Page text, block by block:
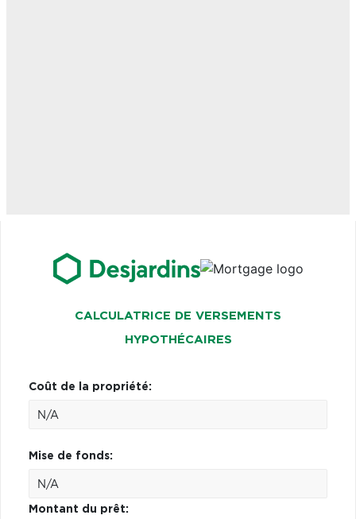
CALCULATRICE DE VERSEMENTS
HYPOTHÉCAIRES
Coût de la propriété:
Mise de fonds:
Montant du prêt: